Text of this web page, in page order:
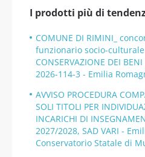
I prodotti più di
COMUNE DI RIMINI_
funzionario socio-culturale
CONSERVAZIONE DEI
2026-114-3 - Emilia
AVVISO PROCEDURA
SOLI TITOLI PER
INCARICHI DI
2027/2028, SAD VARI -
Conservatorio Statale di